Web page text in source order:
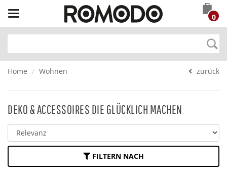
Toggle
navigation
0
Home Wohnen zurück
DEKO & ACCESSOIRES DIE GLÜCKLICH MACHEN
FILTERN NACH